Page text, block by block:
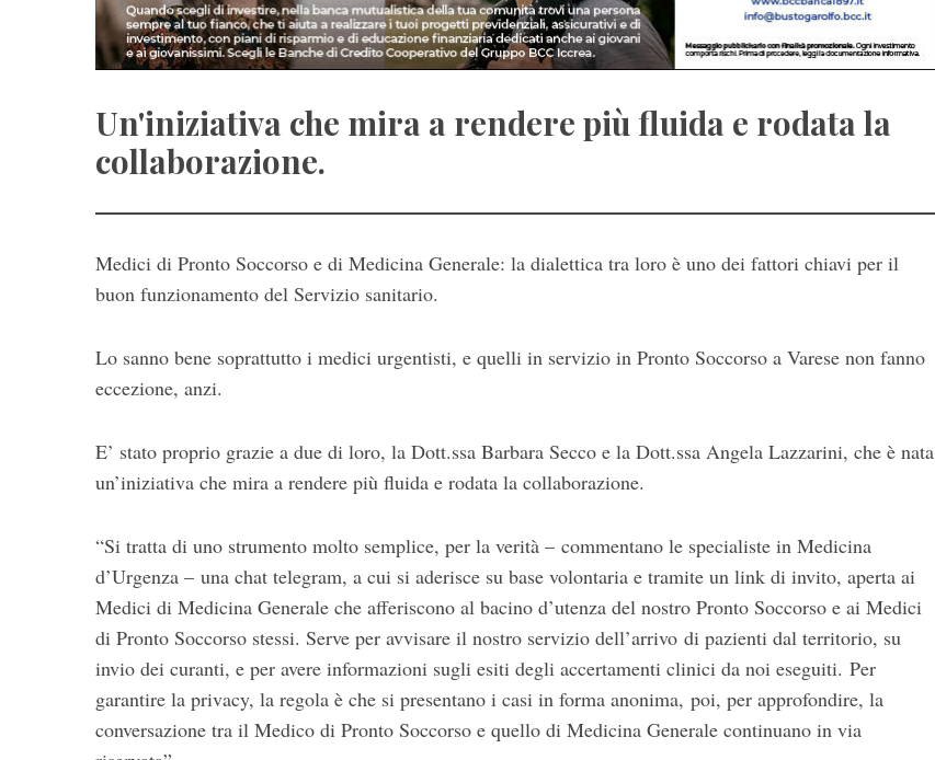
Un'iniziativa che mira a rendere più fluida e rodata la
collaborazione.
Medici di Pronto Soccorso e di Medicina Generale: la dialettica tra loro è uno dei fattori chiavi per il
buon funzionamento del Servizio sanitario.
Lo sanno bene soprattutto i medici urgentisti, e quelli in servizio in Pronto Soccorso a Varese non fanno
eccezione, anzi.
E’ stato proprio grazie a due di loro, la Dott.ssa Barbara Secco e la Dott.ssa Angela Lazzarini, che è nata
un’iniziativa che mira a rendere più fluida e rodata la collaborazione.
“Si tratta di uno strumento molto semplice, per la verità – commentano le specialiste in Medicina
d’Urgenza – una chat telegram, a cui si aderisce su base volontaria e tramite un link di invito, aperta ai
Medici di Medicina Generale che afferiscono al bacino d’utenza del nostro Pronto Soccorso e ai Medici
di Pronto Soccorso stessi. Serve per avvisare il nostro servizio dell’arrivo di pazienti dal territorio, su
invio dei curanti, e per avere informazioni sugli esiti degli accertamenti clinici da noi eseguiti. Per
garantire la privacy, la regola è che si presentano i casi in forma anonima, poi, per approfondire, la
conversazione tra il Medico di Pronto Soccorso e quello di Medicina Generale continuano in via
S
e
h
f
o
r
: